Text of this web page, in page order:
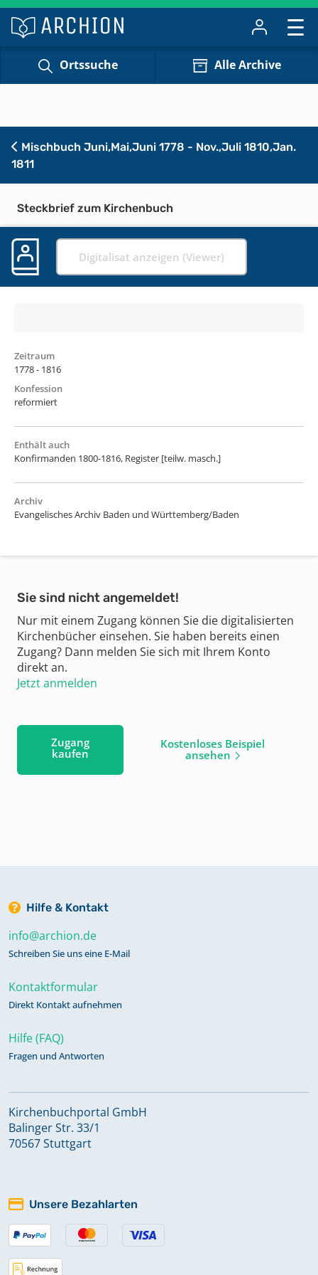
Ortssuche Alle Archive
Mischbuch Juni,Mai,Juni 1778 - Nov.,Juli 1810,Jan.
1811
Steckbrief zum Kirchenbuch
Digitalisat anzeigen (Viewer)
Zeitraum
1778 - 1816
Konfession
reformiert
Enthält auch
Konfirmanden 1800-1816, Register [teilw. masch.]
Archiv
Evangelisches Archiv Baden und Württemberg/Baden
Sie sind nicht angemeldet!
Nur mit einem Zugang können Sie die digitalisierten
Kirchenbücher einsehen. Sie haben bereits einen
Zugang? Dann melden Sie sich mit Ihrem Konto
direkt an.
Jetzt anmelden
Zugang
kaufen
Kostenloses Beispiel
ansehen
Hilfe & Kontakt
info@archion.de
Schreiben Sie uns eine E-Mail
Kontaktformular
Direkt Kontakt aufnehmen
Hilfe (FAQ)
Fragen und Antworten
Kirchenbuchportal GmbH
Balinger Str. 33/1
70567 Stuttgart
Unsere Bezahlarten